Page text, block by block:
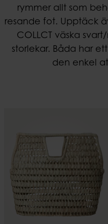
rymmer allt som
resande fot. Upptäck
COLLCT väska
storlekar. Båda har
den enkel